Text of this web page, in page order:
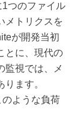
つのファイル
メトリクスを
が開発当初
とに、現代の
監視では、メ
ます。
ような負荷